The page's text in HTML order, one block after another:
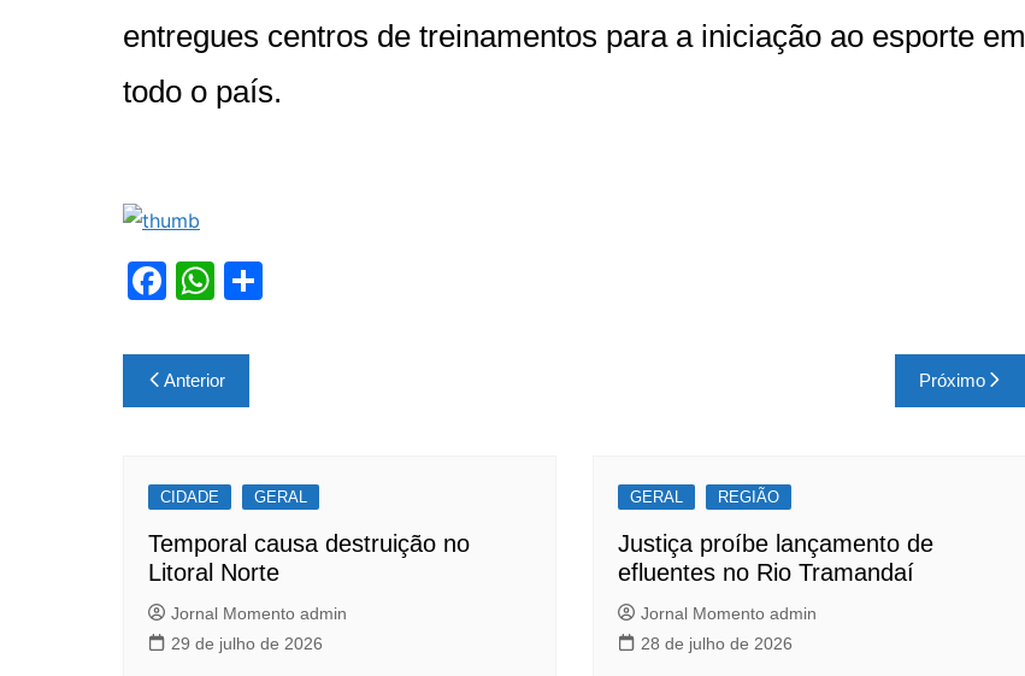
entregues centros de treinamentos para a iniciação ao esporte em
todo o país.
F
c
e
o
o
k
W
at
s
p
p
Navegação
de
Anterior Próximo
CIDADE GERAL
Temporal causa destruição no
Litoral Norte
Jornal Momento admin
29 de julho de 2026
GERAL REGIÃO
Justiça proíbe lançamento de
efluentes no Rio Tramandaí
Jornal Momento admin
28 de julho de 2026